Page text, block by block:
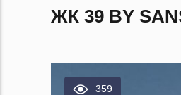
ЖК 39 BY
359